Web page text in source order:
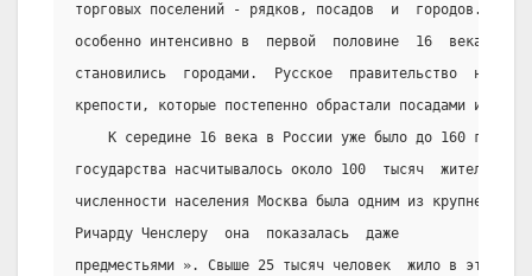
торговых поселений - рядков, посадов  и  городов.
особенно интенсивно в  первой  половине  16  века.
становились  городами.  Русское  правительство  на
крепости, которые постепенно обрастали посадами и
К середине 16 века в России уже было до 160
государства насчитывалось около 100  тысяч  жителей.
численности населения Москва была одним из крупнейших
Ричарду Ченслеру  она  показалась  даже
предместьями ». Свыше 25 тысяч человек  жило в это